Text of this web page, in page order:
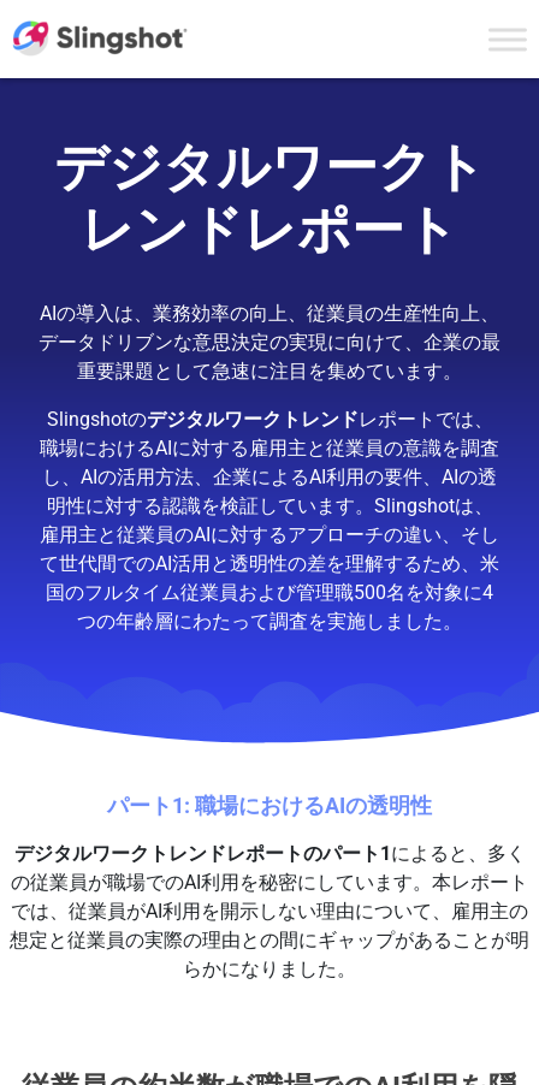
デジタルワークト
レンドレポート
AIの導入は、業務効率の向上、従業員の生産性向上、
データドリブンな意思決定の実現に向けて、企業の最
重要課題として急速に注目を集めています。
Slingshotのデジタルワークトレンドレポートでは、
職場におけるAIに対する雇用主と従業員の意識を調査
し、AIの活用方法、企業によるAI利用の要件、AIの透
明性に対する認識を検証しています。Slingshotは、
雇用主と従業員のAIに対するアプローチの違い、そし
て世代間でのAI活用と透明性の差を理解するため、米
国のフルタイム従業員および管理職500名を対象に4
つの年齢層にわたって調査を実施しました。
パート1: 職場におけるAIの透明性
デジタルワークトレンドレポートのパート1によると、多く
の従業員が職場でのAI利用を秘密にしています。本レポート
では、従業員がAI利用を開示しない理由について、雇用主の
想定と従業員の実際の理由との間にギャップがあることが明
らかになりました。